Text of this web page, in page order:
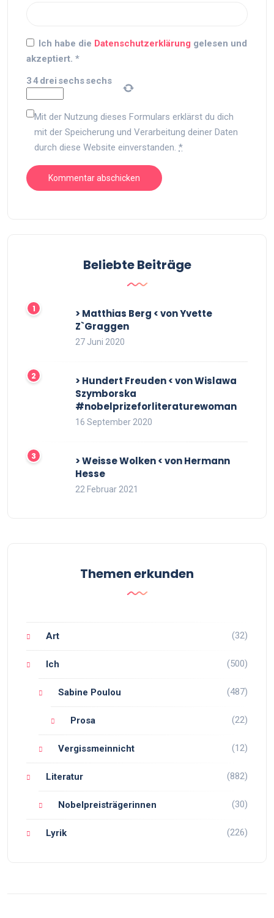
Ich habe die Datenschutzerklärung gelesen und
akzeptiert. *
34drei sechssechs
Mit der Nutzung dieses Formulars erklärst du dich
mit der Speicherung und Verarbeitung deiner Daten
durch diese Website einverstanden. *
Beliebte Beiträge
> Matthias Berg < von Yvette
Z`Graggen
27 Juni 2020
> Hundert Freuden < von Wislawa
Szymborska
#nobelprizeforliteraturewoman
16 September 2020
> Weisse Wolken < von Hermann
Hesse
22 Februar 2021
Themen erkunden
Art (32)
Ich (500)
Sabine Poulou (487)
Prosa (22)
Vergissmeinnicht (12)
Literatur (882)
Nobelpreisträgerinnen (30)
Lyrik (226)